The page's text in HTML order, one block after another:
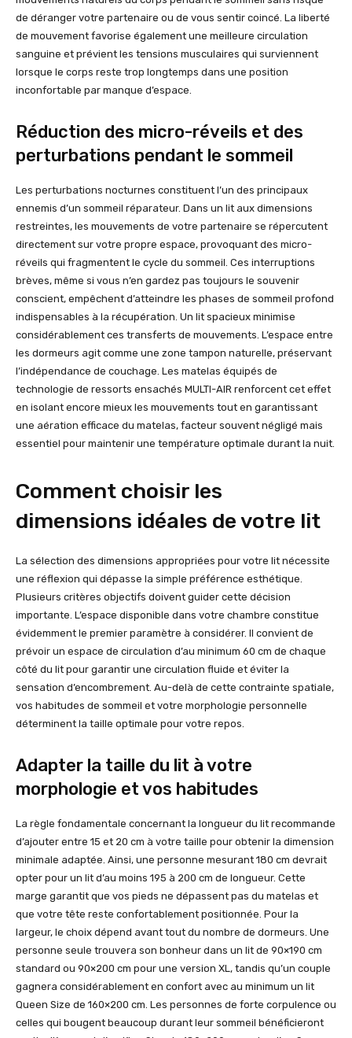
de déranger votre partenaire ou de vous sentir coincé. La liberté
de mouvement favorise également une meilleure circulation
sanguine et prévient les tensions musculaires qui surviennent
lorsque le corps reste trop longtemps dans une position
inconfortable par manque d’espace.
Réduction des micro-réveils et des
perturbations pendant le sommeil
Les perturbations nocturnes constituent l’un des principaux
ennemis d’un sommeil réparateur. Dans un lit aux dimensions
restreintes, les mouvements de votre partenaire se répercutent
directement sur votre propre espace, provoquant des micro-
réveils qui fragmentent le cycle du sommeil. Ces interruptions
brèves, même si vous n’en gardez pas toujours le souvenir
conscient, empêchent d’atteindre les phases de sommeil profond
indispensables à la récupération. Un lit spacieux minimise
considérablement ces transferts de mouvements. L’espace entre
les dormeurs agit comme une zone tampon naturelle, préservant
l’indépendance de couchage. Les matelas équipés de
technologie de ressorts ensachés MULTI-AIR renforcent cet effet
en isolant encore mieux les mouvements tout en garantissant
une aération efficace du matelas, facteur souvent négligé mais
essentiel pour maintenir une température optimale durant la nuit.
Comment choisir les
dimensions idéales de votre lit
La sélection des dimensions appropriées pour votre lit nécessite
une réflexion qui dépasse la simple préférence esthétique.
Plusieurs critères objectifs doivent guider cette décision
importante. L’espace disponible dans votre chambre constitue
évidemment le premier paramètre à considérer. Il convient de
prévoir un espace de circulation d’au minimum 60 cm de chaque
côté du lit pour garantir une circulation fluide et éviter la
sensation d’encombrement. Au-delà de cette contrainte spatiale,
vos habitudes de sommeil et votre morphologie personnelle
déterminent la taille optimale pour votre repos.
Adapter la taille du lit à votre
morphologie et vos habitudes
La règle fondamentale concernant la longueur du lit recommande
d’ajouter entre 15 et 20 cm à votre taille pour obtenir la dimension
minimale adaptée. Ainsi, une personne mesurant 180 cm devrait
opter pour un lit d’au moins 195 à 200 cm de longueur. Cette
marge garantit que vos pieds ne dépassent pas du matelas et
que votre tête reste confortablement positionnée. Pour la
largeur, le choix dépend avant tout du nombre de dormeurs. Une
personne seule trouvera son bonheur dans un lit de 90×190 cm
standard ou 90×200 cm pour une version XL, tandis qu’un couple
gagnera considérablement en confort avec au minimum un lit
Queen Size de 160×200 cm. Les personnes de forte corpulence ou
celles qui bougent beaucoup durant leur sommeil bénéficieront